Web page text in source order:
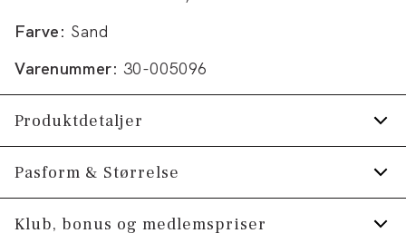
Farve: Sand
Varenummer: 30-005096
Produktdetaljer
Lavet med Superflex, der giver ekstra
elasticitet og komfort.
Bagpå er der to paspolerede lommer med
Pasform & Størrelse
Fit:Relaxed fit
Klub, bonus og medlemspriser